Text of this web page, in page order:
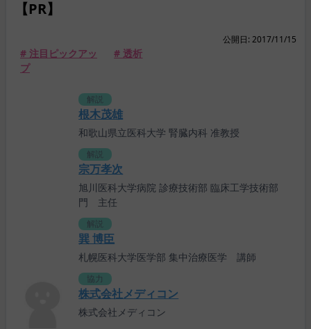
【PR】
公開日: 2017/11/15
# 注目ピックアッ
プ
# 透析
解説
根木茂雄
和歌山県立医科大学 腎臓内科 准教授
解説
宗万孝次
旭川医科大学病院 診療技術部 臨床工学技術部
門 主任
解説
巽 博臣
札幌医科大学医学部 集中治療医学 講師
協力
株式会社メディコン
株式会社メディコン